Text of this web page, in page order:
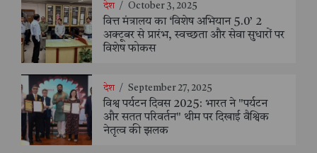
देश / October 3, 2025
वित्त मंत्रालय का ‘विशेष अभियान 5.0’ 2
अक्टूबर से प्रारंभ, स्वच्छता और सेवा सुधारों पर
विशेष फोकस
देश / September 27, 2025
विश्व पर्यटन दिवस 2025: भारत ने "पर्यटन
और सतत परिवर्तन" थीम पर दिखाई वैश्विक
नेतृत्व की झलक